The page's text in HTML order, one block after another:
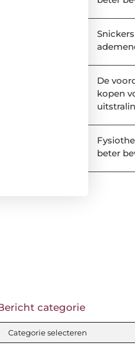
De
kopen
beter
categorie